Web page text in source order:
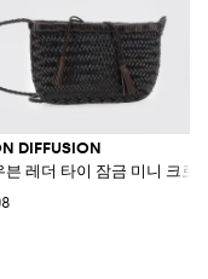
DIFFUSION
븐 레더 타이 잠금 미니 크로